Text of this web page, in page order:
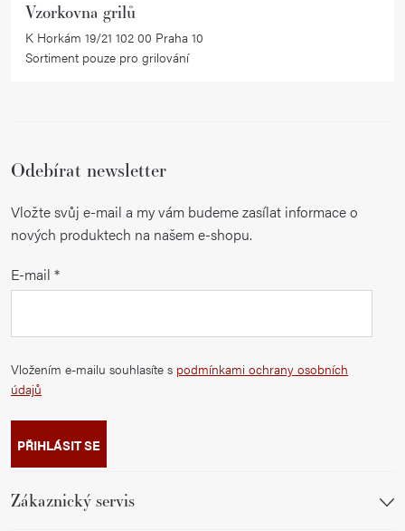
Vzorkovna grilů
K Horkám 19/21 102 00 Praha 10
Sortiment pouze pro grilování
Odebírat newsletter
Vložte svůj e-mail a my vám budeme zasílat informace o
nových produktech na našem e-shopu.
E-mail
Vložením e-mailu souhlasíte s podmínkami ochrany osobních
údajů
PŘIHLÁSIT SE
Zákaznický servis